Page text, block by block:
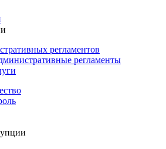
регламентов
регламенты